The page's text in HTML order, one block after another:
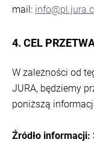
mail:
4. CEL
W zależności od
JURA, będziemy
poniższą
Źródło informacji: